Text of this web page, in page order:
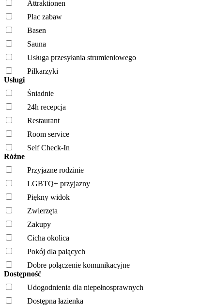
Attraktionen
Plac zabaw
Basen
Sauna
Usługa przesyłania strumieniowego
Piłkarzyki
Usługi
Śniadnie
24h recepcja
Restaurant
Room service
Self Check-In
Różne
Przyjazne rodzinie
LGBTQ+ przyjazny
Piękny widok
Zwierzęta
Zakupy
Cicha okolica
Pokój dla palących
Dobre połączenie komunikacyjne
Dostępność
Udogodnienia dla niepełnosprawnych
Dostępna łazienka